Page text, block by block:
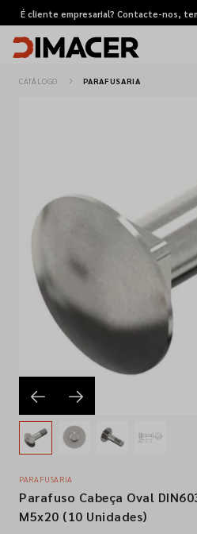
É cliente empresarial? Contacte-nos,
Retomas
Marcas
Favoritos
Empresa
Contactos
Siga-nos nas redes sociais
CATÁLOGO PARAFUSARIA
PARAFUSARIA
Parafuso Cabeça Oval
M5x20 (10 Unidades)